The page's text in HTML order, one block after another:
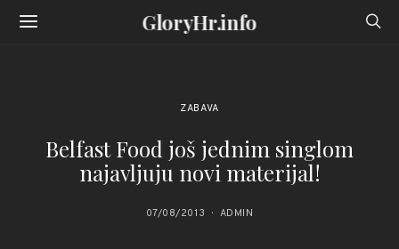
GloryHr.info
ZABAVA
Belfast Food još jednim singlom
najavljuju novi materijal!
07/08/2013 ADMIN